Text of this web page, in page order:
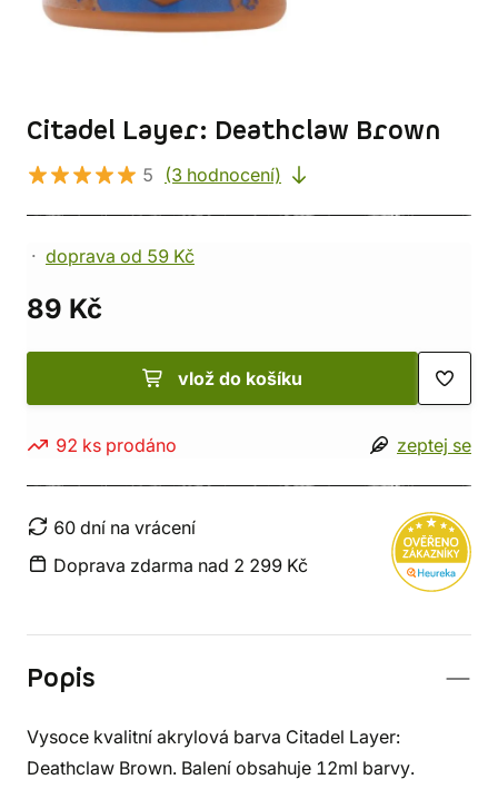
Citadel Layer: Deathclaw Brown
5 (3 hodnocení)
doprava od 59 Kč
89 Kč
vlož do košíku
92 ks prodáno zeptej se
60 dní na vrácení
Doprava zdarma nad 2 299 Kč
Popis
Vysoce kvalitní akrylová barva Citadel Layer:
Deathclaw Brown. Balení obsahuje 12ml barvy.